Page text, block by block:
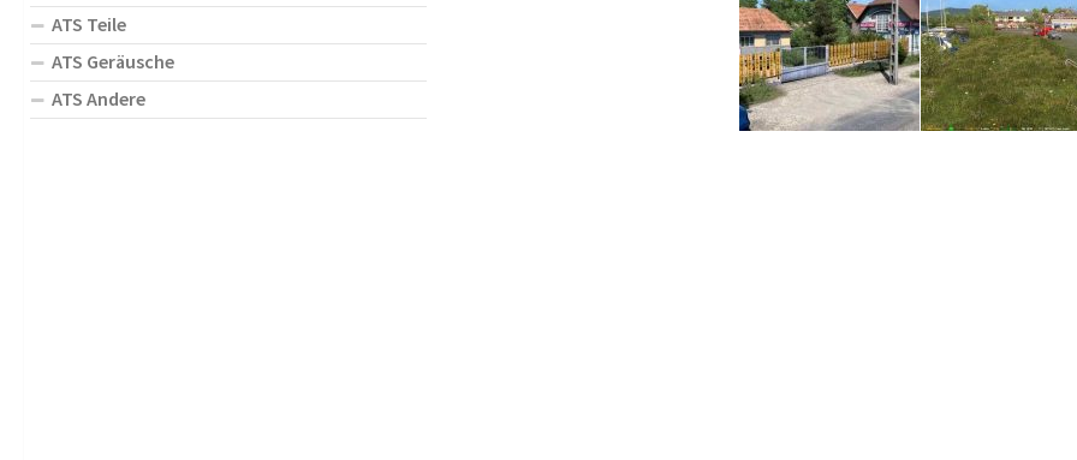
ATS Teile
ATS Geräusche
ATS Andere